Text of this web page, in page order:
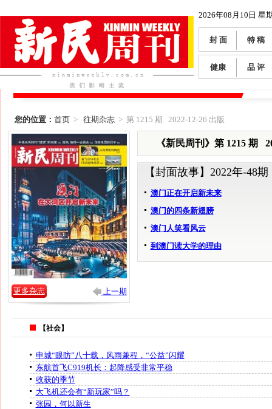
2026年08月10日 星
封 面 特 稿
健康 品 评
您的位置： 首页> 往期杂志> 第 1215 期 2022-12-26 出版
更多杂志 上一期
《新民周刊》第 1215 期
【封面故事】 2022年-48期
澳门正在开启新未来
澳门的四条新翅膀
澳门人笑看风云
到澳门读大学的理由
【社会】
申城“眼防”八十载，风雨兼程，“公益”闪耀
东航首飞C919机长：起降感受非常平稳
收获的季节
大飞机还会有“新玩家”吗？
张园，何以新生